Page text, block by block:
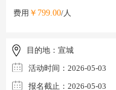
费用 ￥799.00/人
目的地： 宣城
活动时间： 2026-05-03
报名截止： 2026-05-03